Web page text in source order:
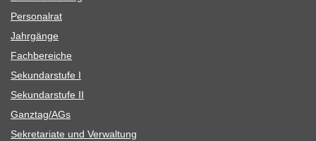
Per­so­nal­rat
Jahr­gänge
Fach­be­rei­che
Sekun­dar­stufe I
Sekun­dar­stufe II
Ganztag/​​AGs
Sekre­ta­riate und Verwaltung